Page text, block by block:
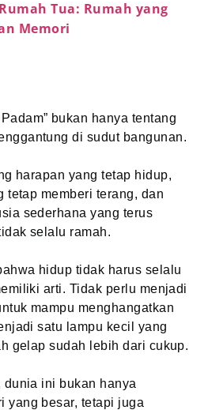
Tua: Rumah yang
Memori
bukan hanya tentang
di sudut bangunan.
harapan yang tetap hidup,
tetap memberi terang, dan
sederhana yang terus
selalu ramah.
hidup tidak harus selalu
arti. Tidak perlu menjadi
mampu menghangatkan
satu lampu kecil yang
gelap sudah lebih dari cukup.
dunia ini bukan hanya
yang besar, tetapi juga